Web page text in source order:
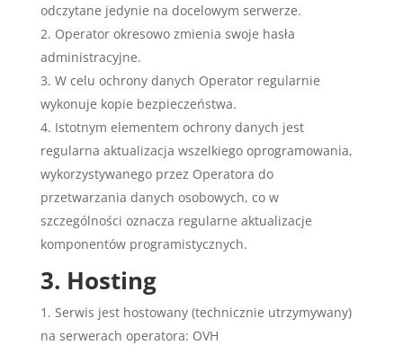
odczytane jedynie na docelowym serwerze.
Operator okresowo zmienia swoje hasła
administracyjne.
W celu ochrony danych Operator regularnie
wykonuje kopie bezpieczeństwa.
Istotnym elementem ochrony danych jest
regularna aktualizacja wszelkiego oprogramowania,
wykorzystywanego przez Operatora do
przetwarzania danych osobowych, co w
szczególności oznacza regularne aktualizacje
komponentów programistycznych.
3. Hosting
Serwis jest hostowany (technicznie utrzymywany)
na serwerach operatora: OVH